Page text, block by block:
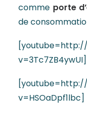
comme porte
de
v=3Tc7ZB4ywUI]
v=HSOaDpf1lbc]